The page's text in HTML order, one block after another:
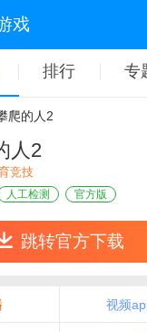
戏
排行 专
爬的人2
人2
竞技
人工检测 官方版
跳转官方下载
视频